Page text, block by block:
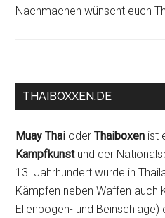
Nachmachen wünscht euch
THAIBOXXEN.DE
Muay Thai oderThaiboxen ist
Kampfkunstund der
13. Jahrhundert wurde in
Kämpfen neben Waffen auch
Ellenbogen- und Beinschläge)